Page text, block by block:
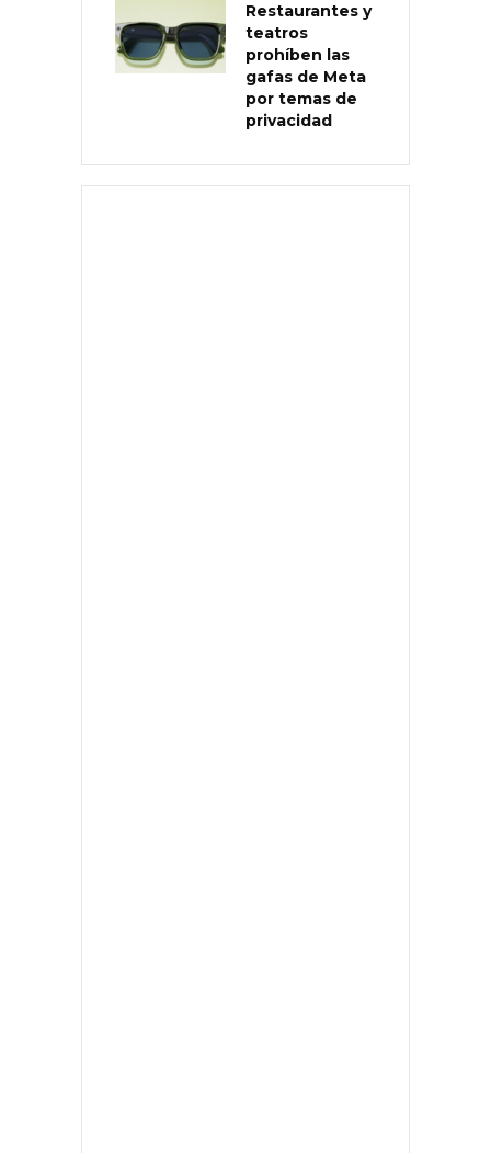
Restaurantes y
teatros
prohíben las
gafas de Meta
por temas de
privacidad